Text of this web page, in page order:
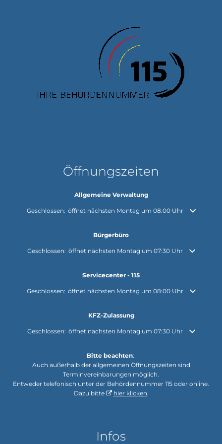
Öffnungszeiten
Allgemeine Verwaltung
Klicken, um weitere Öffnungs- oder Schließzeiten auszublenden
Geschlossen: öffnet nächsten Montag um 08:00 Uhr
Bürgerbüro
Klicken, um weitere Öffnungs- oder Schließzeiten auszublenden
Geschlossen: öffnet nächsten Montag um 07:30 Uhr
Servicecenter - 115
Klicken, um weitere Öffnungs- oder Schließzeiten auszublenden
Geschlossen: öffnet nächsten Montag um 08:00 Uhr
KFZ-Zulassung
Klicken, um weitere Öffnungs- oder Schließzeiten auszublenden
Geschlossen: öffnet nächsten Montag um 07:30 Uhr
Bitte beachten:
Auch außerhalb der allgemeinen Öffnungszeiten sind
Terminvereinbarungen möglich.
Entweder telefonisch unter der Behördennummer 115 oder online.
Dazu bitte
hier klicken.
Infos